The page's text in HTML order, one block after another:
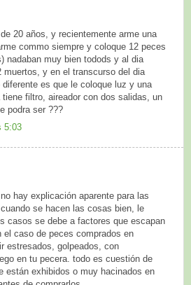
20 años, y recientemente arme una
commo siempre y coloque 12 peces
nadaban muy bien todods y al dia
muertos, y en el transcurso del dia
es que le coloque luz y una
filtro, aireador con dos salidas, un
podra ser ???
5:03
hay explicación aparente para las
se hacen las cosas bien, le
casos se debe a factores que escapan
el caso de peces comprados en
estresados, golpeados, con
en tu pecera. todo es cuestión de
están exhibidos o muy hacinados en